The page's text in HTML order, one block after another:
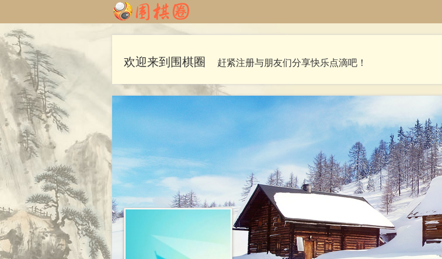
欢迎来到围棋圈 赶紧注册与朋友们分享快乐点滴吧！